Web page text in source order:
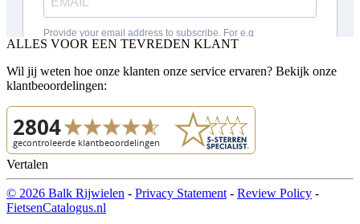
ALLES VOOR EEN TEVREDEN KLANT
Wil jij weten hoe onze klanten onze service ervaren? Bekijk onze
klantbeoordelingen:
Vertalen
© 2026 Balk Rijwielen - Privacy Statement - Review Policy -
FietsenCatalogus.nl